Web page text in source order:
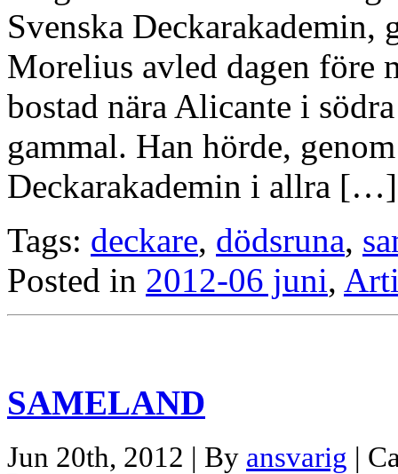
Svenska Deckarakademin,
Morelius avled dagen före
bostad nära Alicante i
gammal. Han hörde,
Deckarakademin i allra […]
Tags: deckare, dödsruna,
Posted in 2012-06 juni,
SAMELAND
Jun 20th, 2012 | By ansvarig |